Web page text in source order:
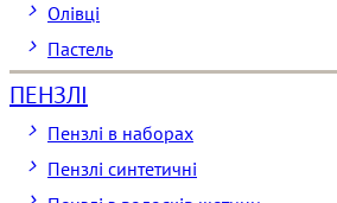
Олівці
Пастель
ПЕНЗЛІ
Пензлі в наборах
Пензлі синтетичні